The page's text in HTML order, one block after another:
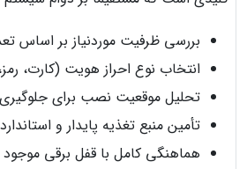
بررسی ظرفیت موردنیاز بر اساس
انتخاب نوع احراز هویت (کارت،
تحلیل موقعیت نصب برای
تأمین منبع تغذیه پایدار و استاندارد
هماهنگی کامل با قفل برقی موجود